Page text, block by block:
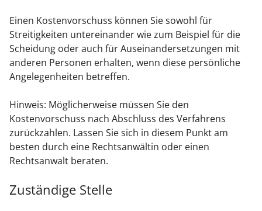
Einen Kostenvorschuss können Sie sowohl für
Streitigkeiten untereinanderwie zum Beispiel für die
Scheidung oder auch für Auseinandersetzungen mit
anderen Personen erhalten, wenn diese persönliche
Angelegenheiten betreffen.
Hinweis: Möglicherweise müssen Sie den
Kostenvorschuss nach Abschluss des Verfahrens
zurückzahlen. Lassen Sie sich in diesem Punkt am
besten durch eine Rechtsanwältin oder einen
Rechtsanwalt beraten.
Zuständige Stelle